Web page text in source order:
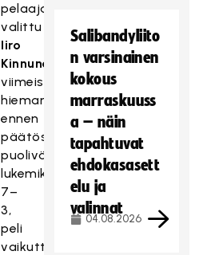
pelaajaksi
valittu
Iiro
Kinnunen
viimeisteli
hieman
ennen
päätöserän
puoliväliä
lukemiksi
7–
3,
peli
vaikutti
Salibandyliito
n varsinainen
kokous
marraskuuss
a – näin
tapahtuvat
ehdokasasett
elu ja
valinnat
04.08.2026